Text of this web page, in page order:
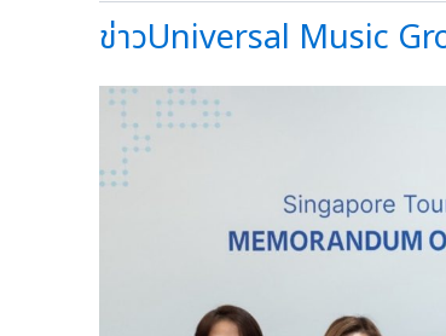
ข่าวUniversal Music